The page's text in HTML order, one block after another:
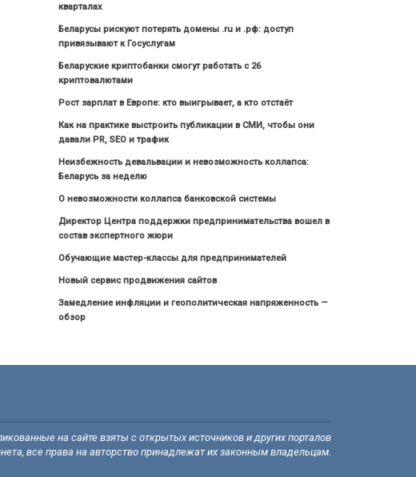
кварталах
Беларусы рискуют потерять домены .ru и .рф: доступ
привязывают к Госуслугам
Беларуские криптобанки смогут работать с 26
криптовалютами
Рост зарплат в Европе: кто выигрывает, а кто отстаёт
Как на практике выстроить публикации в СМИ, чтобы они
давали PR, SEO и трафик
Неизбежность девальвации и невозможность коллапса:
Беларусь за неделю
О невозможности коллапса банковской системы
Директор Центра поддержки предпринимательства вошел в
состав экспертного жюри
Обучающие мастер-классы для предпринимателей
Новый сервис продвижения сайтов
Замедление инфляции и геополитическая напряженность —
обзор
на сайте взяты с открытых источников и других порталов
все права на авторство принадлежат их законным владельцам.